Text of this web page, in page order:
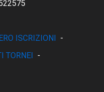
ISCRIZIONI -
TORNEI -